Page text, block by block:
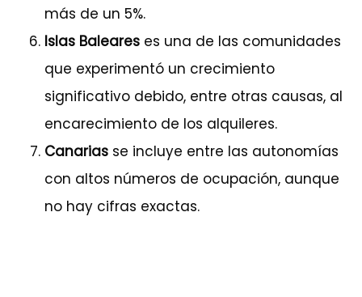
más de un 5%.
Islas Baleares es una de las comunidades
que experimentó un crecimiento
significativo debido, entre otras causas, al
encarecimiento de los alquileres.
Canarias se incluye entre las autonomías
con altos números de ocupación, aunque
no hay cifras exactas.